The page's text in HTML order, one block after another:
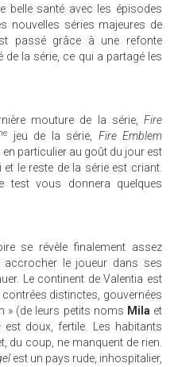
belle santé avec les épisodes
nouvelles séries majeures de
passé grâce à une refonte
la série, ce qui a partagé les
mouture de la série, Fire
jeu de la série, Fire Emblem
en particulier au goût du jour est
le reste de la série est criant.
test vous donnera quelques
se révèle finalement assez
accrocher le joueur dans ses
Le continent de Valentia est
distinctes, gouvernées
» (de leurs petits noms Mila et
est doux, fertile. Les habitants
du coup, ne manquent de rien.
est un pays rude, inhospitalier,